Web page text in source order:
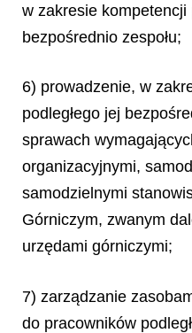
w zakresie kompetencji
bezpośrednio zespołu;
6) prowadzenie, w
podległego jej
sprawach
organizacyjnymi,
samodzielnymi
Górniczym, zwanym
urzędami górniczymi;
7) zarządzanie
do pracowników